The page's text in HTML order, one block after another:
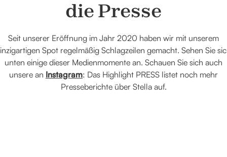
die Presse
Seit unserer Eröffnung im Jahr 2020 haben wir mit unserem
Spot regelmäßig Schlagzeilen gemacht. Sehen Sie
unten einige dieser Medienmomente an. Schauen Sie sich auch
unsere an Instagram: Das Highlight PRESS listet noch mehr
Presseberichte über Stella auf.